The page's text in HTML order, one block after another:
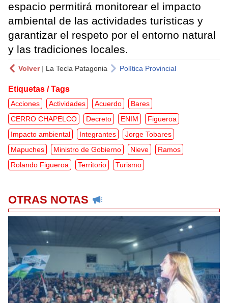
espacio permitirá monitorear el impacto
ambiental de las actividades turísticas y
garantizar el respeto por el entorno natural
y las tradiciones locales.
Volver| La Tecla Patagonia Política Provincial
Etiquetas / Tags
Acciones Actividades Acuerdo
Bares
CERRO CHAPELCO
Decreto ENIM
Figueroa
Impacto ambiental
Integrantes
Jorge Tobares
Mapuches
Ministro de Gobierno Nieve
Ramos
Rolando Figueroa
Territorio Turismo
OTRAS NOTAS